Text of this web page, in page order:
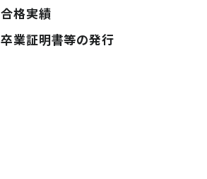
合格実績
卒業証明書等の発行